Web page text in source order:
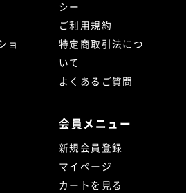
ョ
シー
ご利用規約
特定商取引法につ
いて
よくあるご質問
会員メニュー
新規会員登録
マイページ
カートを見る